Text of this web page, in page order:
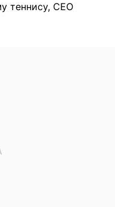
теннису, CEO